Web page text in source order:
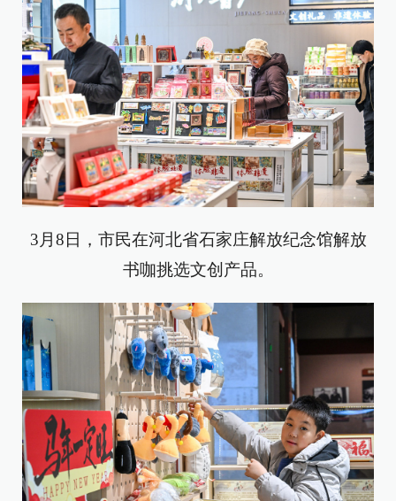
3月8日，市民在河北省石家庄解放纪念馆解放
书咖挑选文创产品。